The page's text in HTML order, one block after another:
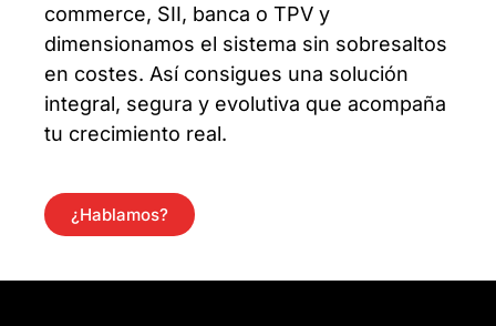
commerce, SII, banca o TPV y
dimensionamos el sistema sin sobresaltos
en costes. Así consigues una solución
integral, segura y evolutiva que acompaña
tu crecimiento real.
¿Hablamos?